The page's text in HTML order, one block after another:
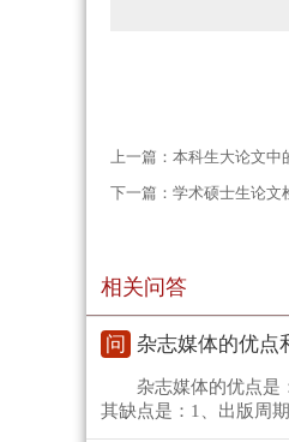
上一篇： 本科生大论文中
下一篇： 学术硕士生论文
相关问答
问 杂志媒体的优点
杂志媒体的优点是
其缺点是：1、出版周